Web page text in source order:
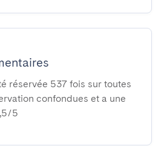
réservée 537 fois sur toutes
confondues et a une
5